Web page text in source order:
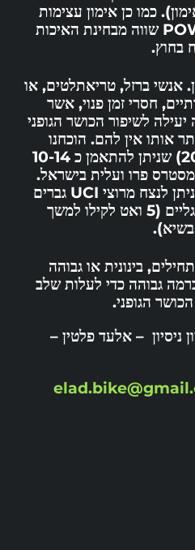
כמו כן אימון עצימות
של POWERWATTS שווה מבחינת האיכות
בחוץ.
אנשי ברזל, טריאתלטים, או
חסרי זמן פנוי, אשר
לשיפור הכושר הגופני
אותו אין להם. הוכחנו
בעבר (2009- 2016) שניתן להתאמן כ 10-14
פרו ועלית בישראל.
בקנדה גם הוכיחו שניתן לנצח מרוצי UCI גברים
עם 8-10 שעות ברגליים (5 ואט לקילו למשך
בינונית או גבוהה
גבוהה כדי לעלות שלב
הגופני.
ניסיון – אלעד פלטין –